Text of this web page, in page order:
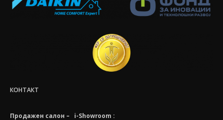
КОНТАКТ
Продажен салон – i-Showroom :